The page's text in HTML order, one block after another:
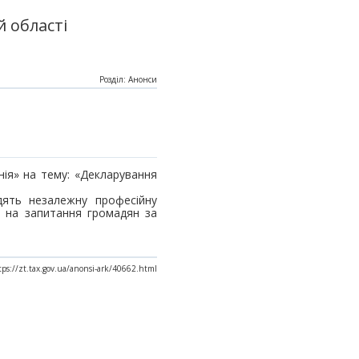
Розділ: Анонси
на тему: «Декларування
незалежну професійну
на запитання громадян за
zt.tax.gov.ua/anonsi-ark/40662.html